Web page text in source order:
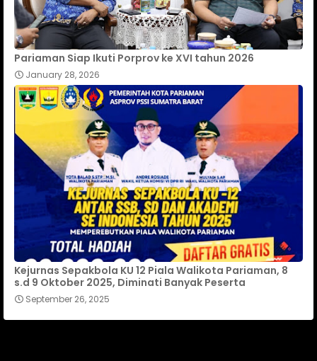
Pariaman Siap Ikuti Porprov ke XVI tahun 2026
January 28, 2026
Kejurnas Sepakbola KU 12 Piala Walikota Pariaman, 8
s.d 9 Oktober 2025, Diminati Banyak Peserta
September 26, 2025